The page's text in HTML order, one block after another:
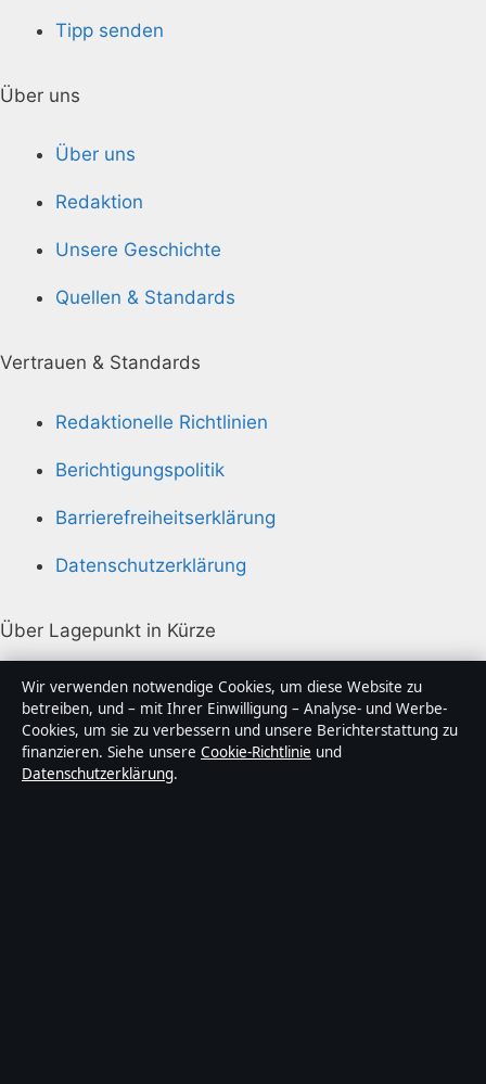
Tipp senden
Über uns
Über uns
Redaktion
Unsere Geschichte
Quellen & Standards
Vertrauen & Standards
Redaktionelle Richtlinien
Berichtigungspolitik
Barrierefreiheitserklärung
Datenschutzerklärung
Über Lagepunkt in Kürze
Lagepunkt ist ein unabhängiger digitaler
Nachrichtenanbieter mit Fokus auf Politik, Wirtschaft,
Technik und Gesellschaft in Deutschland. Jeder Artikel
trägt eine Byline, wird von einem Redakteur geprüft
und vor der Veröffentlichung faktengecheckt.
Wir verwenden notwendige Cookies, um diese Website zu
betreiben, und – mit Ihrer Einwilligung – Analyse- und Werbe-
Cookies, um sie zu verbessern und unsere Berichterstattung zu
finanzieren. Siehe unsere Cookie-Richtlinie und
Datenschutzerklärung.